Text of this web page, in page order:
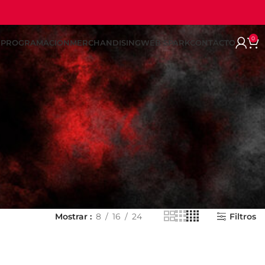
MERCHANDISINGWEB SPARK CONTACTO 0
Mostrar 8 16 24 Filtros